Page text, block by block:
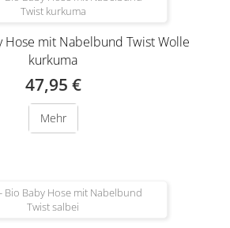
Hose mit Nabelbund Twist Wolle
kurkuma
47,95 €
Mehr